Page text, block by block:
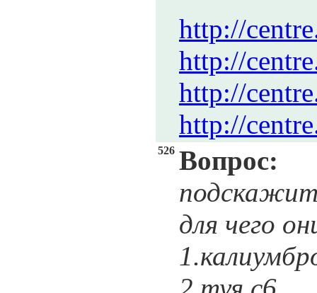
http://
http://
http://
http://
526 Вопрос:
для чего